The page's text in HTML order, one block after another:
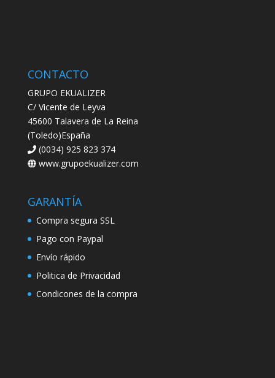
CONTACTO
GRUPO EKUALIZER
C/ Vicente de Leyva
45600 Talavera de La Reina
(Toledo)España
(0034) 925 823 374
www.grupoekualizer.com
GARANTÍA
Compra segura SSL
Pago con Paypal
Envío rápido
Politica de Privacidad
Condicones de la compra